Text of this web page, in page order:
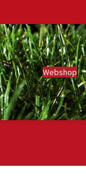
Webshop